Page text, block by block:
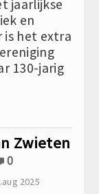
jaarlijkse
en
is het extra
130-jarig
Zwieten
0
2025